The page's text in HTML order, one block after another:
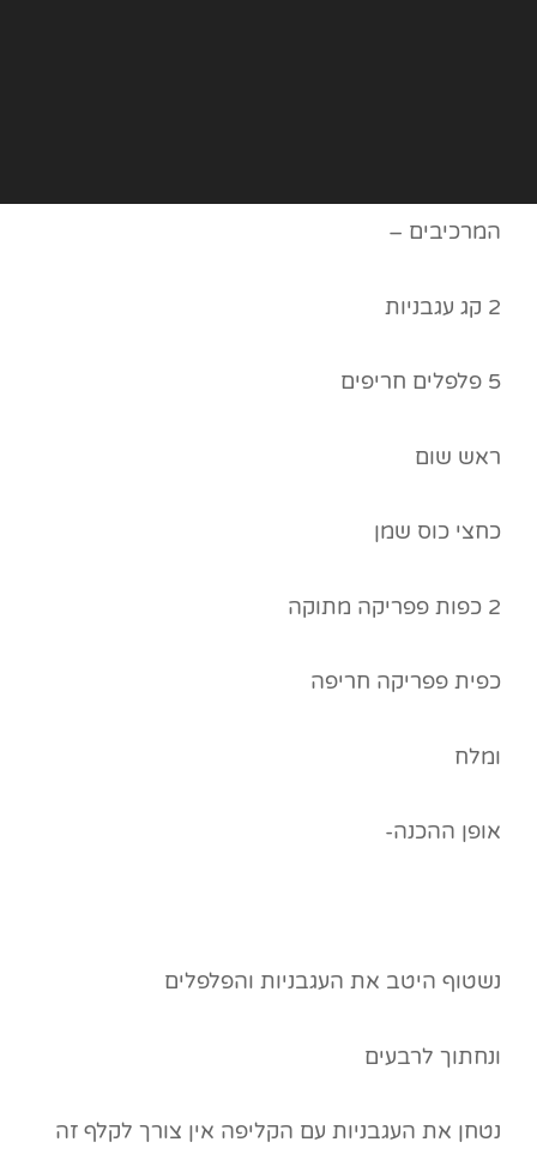
המרכיבים –
2 קג עגבניות
5 פלפלים חריפים
ראש שום
כחצי כוס שמן
2 כפות פפריקה מתוקה
כפית פפריקה חריפה
ומלח
אופן ההכנה-
נשטוף היטב את העגבניות והפלפלים
ונחתוך לרבעים
נטחן את העגבניות עם הקליפה אין צורך לקלף זה